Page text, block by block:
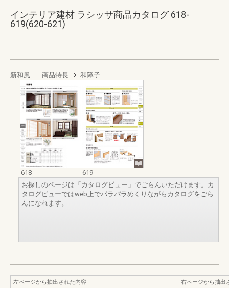
インテリア建材 ラシッサ商品カタログ 618-
619(620-621)
新和風 商品特長 和障子
618
619
お探しのページは「カタログビュー」でごらんいただけます。カ
タログビューではweb上でパラパラめくりながらカタログをごら
んになれます。
左ページから抽出された内容
右ページから抽出